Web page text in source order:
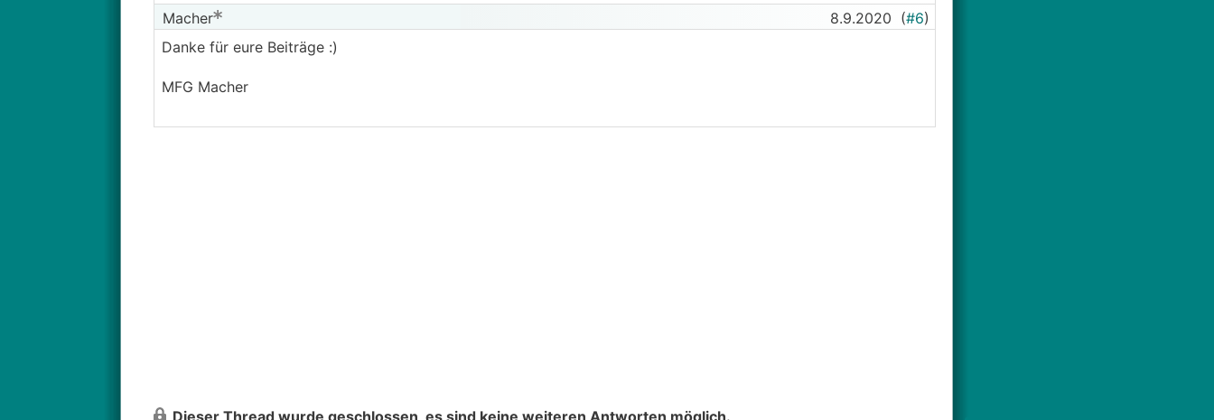
Macher 8.9.2020 (#6)
Danke für eure Beiträge :)
MFG Macher
Dieser Thread wurde geschlossen, es sind keine weiteren Antworten möglich.